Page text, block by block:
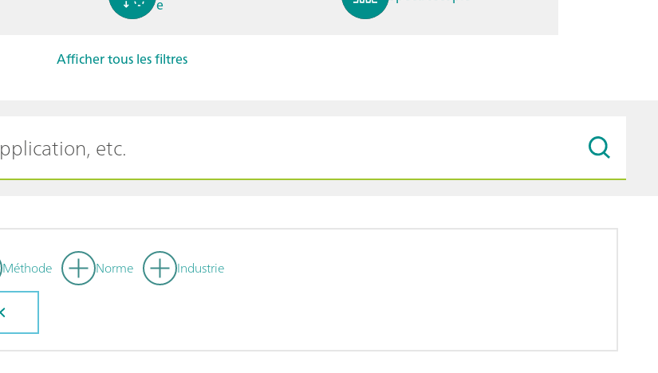
e
Afficher tous les filtres
Méthode Norme Industrie